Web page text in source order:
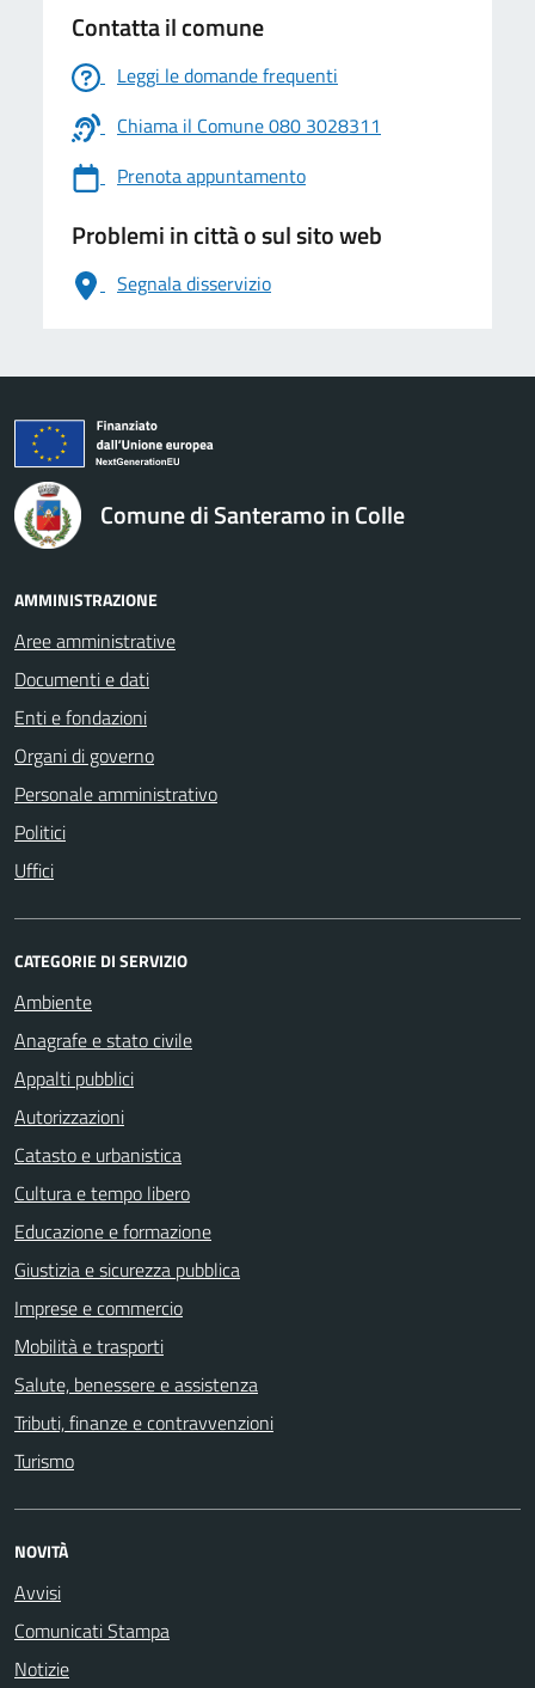
Contatta il comune
Leggi le domande frequenti
Chiama il Comune 080 3028311
Prenota appuntamento
Problemi in città o sul sito web
Segnala disservizio
logo Unione Europea
Comune di Santeramo in Colle
AMMINISTRAZIONE
Aree amministrative
Documenti e dati
Enti e fondazioni
Organi di governo
Personale amministrativo
Politici
Uffici
CATEGORIE DI SERVIZIO
Ambiente
Anagrafe e stato civile
Appalti pubblici
Autorizzazioni
Catasto e urbanistica
Cultura e tempo libero
Educazione e formazione
Giustizia e sicurezza pubblica
Imprese e commercio
Mobilità e trasporti
Salute, benessere e assistenza
Tributi, finanze e contravvenzioni
Turismo
NOVITÀ
Avvisi
Comunicati Stampa
Notizie